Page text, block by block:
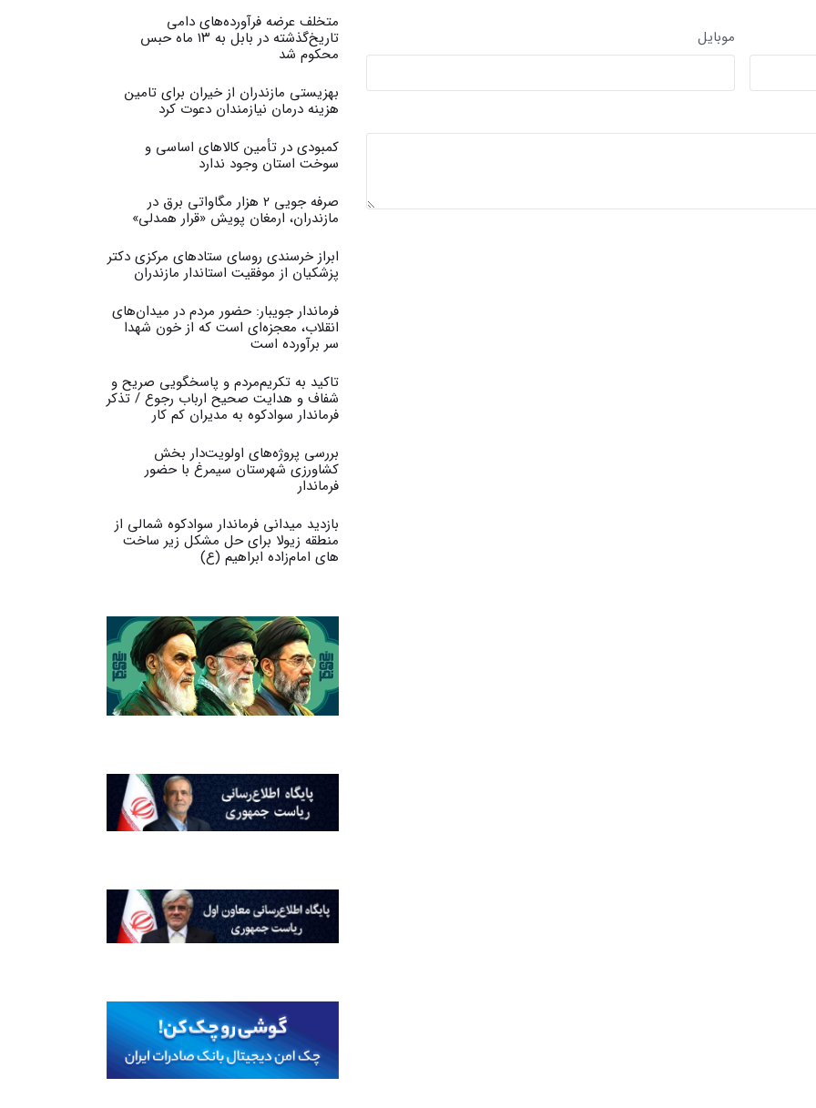
موبایل
متخلف عرضه فرآورده‌های دامی
تاریخ‌گذشته در بابل به ۱۳ ماه حبس
محکوم شد
بهزیستی مازندران از خیران برای تامین
هزینه درمان نیازمندان دعوت کرد
کمبودی در تأمین کالاهای اساسی و
سوخت استان وجود ندارد
صرفه جویی ۲ هزار مگاواتی برق در
مازندران، ارمغان پویش «قرار همدلی»
ابراز خرسندی روسای ستادهای مرکزی دکتر
پزشکیان از موفقیت استاندار مازندران
فرماندار جویبار: حضور مردم در میدان‌های
انقلاب، معجزه‌ای است که از خون شهدا
سر برآورده است
تاکید به تکریم‌مردم و پاسخگویی صریح و
شفاف و هدایت صحیح ارباب رجوع / تذکر
فرماندار سوادکوه به مدیران کم کار ‎
بررسی پروژه‌های اولویت‌دار بخش
کشاورزی شهرستان سیمرغ با حضور
فرماندار
بازدید میدانی فرماندار سوادکوه شمالی از
منطقه زیولا برای حل مشکل زیر ساخت
های امام‌زاده ابراهیم (ع)